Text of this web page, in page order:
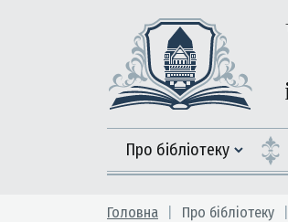
Про бібліотеку
Головна Про бібліотеку